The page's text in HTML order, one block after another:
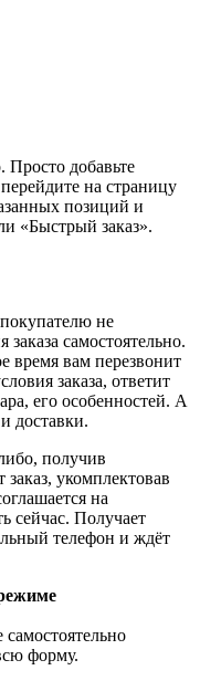
Просто добавьте
на страницу
позиций и
«Быстрый заказ».
не
самостоятельно.
время вам перезвонит
заказа, ответит
его особенностей. А
доставки.
получив
укомплектовав
на
сейчас. Получает
телефон и ждёт
форму.